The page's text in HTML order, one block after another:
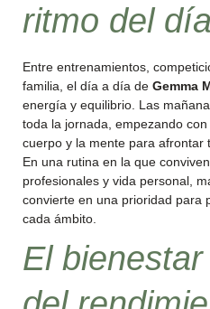
ritmo del día
Entre entrenamientos,
familia, el día a día de Gemma
energía y equilibrio. Las
toda la jornada, empezando
cuerpo y la mente para afrontar
En una rutina en la que
profesionales y vida personal,
convierte en una prioridad para
cada ámbito.
El